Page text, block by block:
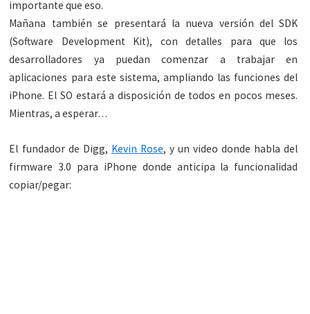
importante que eso.
Mañana también se presentará la nueva versión del SDK
(Software Development Kit), con detalles para que los
desarrolladores ya puedan comenzar a trabajar en
aplicaciones para este sistema, ampliando las funciones del
iPhone. El SO estará a disposición de todos en pocos meses.
Mientras, a esperar…
El fundador de Digg, Kevin Rose, y un video donde habla del
firmware 3.0 para iPhone donde anticipa la funcionalidad
copiar/pegar: